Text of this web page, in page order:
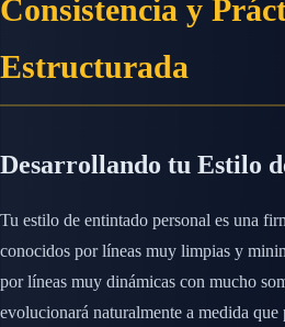
Consistencia y
Estructurada
Desarrollando tu Estilo
Tu estilo de entintado personal es una
conocidos por líneas muy limpias y
por líneas muy dinámicas con mucho
evolucionará naturalmente a medida que